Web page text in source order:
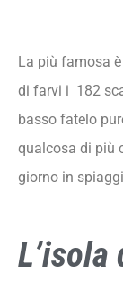
La più famosa
di farvi i 182
basso fatelo
qualcosa di più
giorno in
L’isola